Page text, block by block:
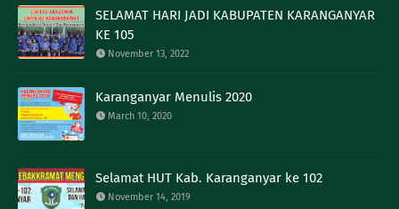
SELAMAT HARI JADI KABUPATEN KARANGANYAR
KE 105
November 13, 2022
Karanganyar Menulis 2020
March 10, 2020
Selamat HUT Kab. Karanganyar ke 102
November 14, 2019